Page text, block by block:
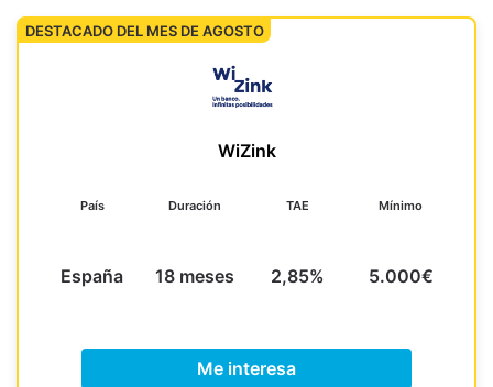
DESTACADO DEL MES DE AGOSTO
WiZink
País
España
Duración
18 meses
TAE
2,85%
Mínimo
5.000€
Me interesa